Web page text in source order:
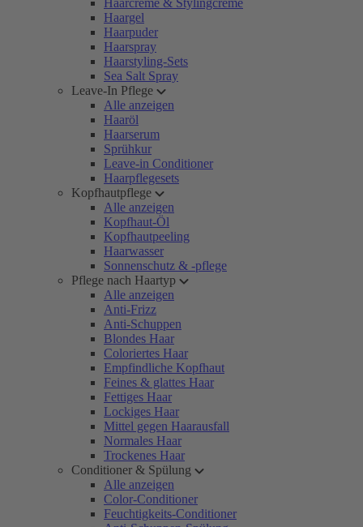
Haarcreme & Stylingcreme
Haargel
Haarpuder
Haarspray
Haarstyling-Sets
Sea Salt Spray
Leave-In Pflege
Alle anzeigen
Haaröl
Haarserum
Sprühkur
Leave-in Conditioner
Haarpflegesets
Kopfhautpflege
Alle anzeigen
Kopfhaut-Öl
Kopfhautpeeling
Haarwasser
Sonnenschutz & -pflege
Pflege nach Haartyp
Alle anzeigen
Anti-Frizz
Anti-Schuppen
Blondes Haar
Coloriertes Haar
Empfindliche Kopfhaut
Feines & glattes Haar
Fettiges Haar
Lockiges Haar
Mittel gegen Haarausfall
Normales Haar
Trockenes Haar
Conditioner & Spülung
Alle anzeigen
Color-Conditioner
Feuchtigkeits-Conditioner